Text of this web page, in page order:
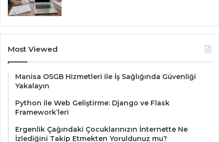
Most Viewed
Manisa OSGB Hizmetleri ile İş Sağlığında Güvenliği
Yakalayın
Python ile Web Geliştirme: Django ve Flask
Framework’leri
Ergenlik Çağındaki Çocuklarınızın İnternette Ne
İzlediğini Takip Etmekten Yoruldunuz mu?